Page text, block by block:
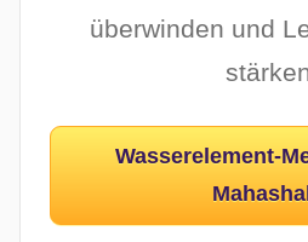
überwinden und
Wasserelement-